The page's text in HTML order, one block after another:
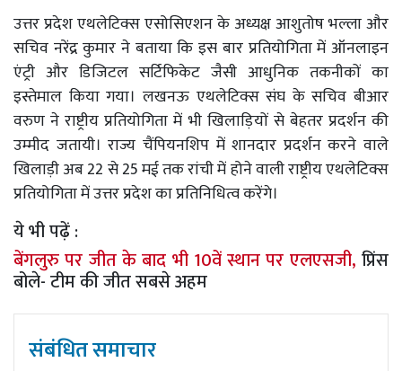
उत्तर प्रदेश एथलेटिक्स एसोसिएशन के अध्यक्ष आशुतोष भल्ला और
सचिव नरेंद्र कुमार ने बताया कि इस बार प्रतियोगिता में ऑनलाइन
एंट्री और डिजिटल सर्टिफिकेट जैसी आधुनिक तकनीकों का
इस्तेमाल किया गया। लखनऊ एथलेटिक्स संघ के सचिव बीआर
वरुण ने राष्ट्रीय प्रतियोगिता में भी खिलाड़ियों से बेहतर प्रदर्शन की
उम्मीद जतायी। राज्य चैंपियनशिप में शानदार प्रदर्शन करने वाले
खिलाड़ी अब 22 से 25 मई तक रांची में होने वाली राष्ट्रीय एथलेटिक्स
प्रतियोगिता में उत्तर प्रदेश का प्रतिनिधित्व करेंगे।
ये भी पढ़ें :
बेंगलुरु पर जीत के बाद भी 10वें स्थान पर एलएसजी, प्रिंस
बोले- टीम की जीत सबसे अहम
संबंधित समाचार